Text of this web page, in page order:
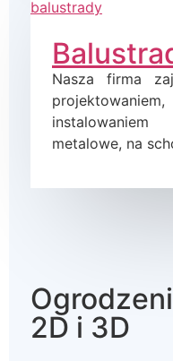
Nasza firma
metalowe, na
2D i 3D